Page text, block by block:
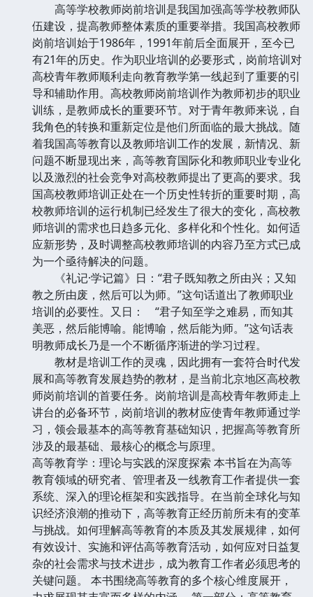
高等学校教师岗前培训是我国加强高等学校教师队
伍建设，提高教师整体素质的重要举措。我国高校教师
岗前培训始于1986年，1991年前后全面展开，至今已
有21年的历史。作为职业培训的必要形式，岗前培训对
高校青年教师顺利走向教育教学第一线起到了重要的引
导和辅助作用。高校教师岗前培训作为教师初步的职业
训练，是教师成长的重要环节。对于青年教师来说，自
我角色的转换和重新定位是他们所面临的最大挑战。随
着我国高等教育以及教师培训工作的发展，新情况、新
问题不断显现出来，高等教育国际化和教师职业专业化
以及激烈的社会竞争对高校教师提出了更高的要求。我
国高校教师培训正处在一个历史性转折的重要时期，高
校教师培训的运行机制已经发生了很大的变化，高校教
师培训的需求也日趋多元化、多样化和个性化。如何适
应新形势，及时调整高校教师培训的内容乃至方式已成
为一个亟待解决的问题。
《礼记·学记篇》日：“君子既知教之所由兴；又知
教之所由废，然后可以为师。”这句话道出了教师职业
培训的必要性。又日： “君子知至学之难易，而知其
美恶，然后能博喻。能博喻，然后能为师。”这句话表
明教师成长乃是一个不断循序渐进的学习过程。
教材是培训工作的灵魂，因此拥有一套符合时代发
展和高等教育发展趋势的教材，是当前北京地区高校教
师岗前培训的首要任务。岗前培训是高校青年教师走上
讲台的必备环节，岗前培训的教材应使青年教师通过学
习，领会最基本的高等教育基础知识，把握高等教育所
涉及的最基础、最核心的概念与原理。
高等教育学：理论与实践的深度探索 本书旨在为高等
教育领域的研究者、管理者及一线教育工作者提供一套
系统、深入的理论框架和实践指导。在当前全球化与知
识经济浪潮的推动下，高等教育正经历前所未有的变革
与挑战。如何理解高等教育的本质及其发展规律，如何
有效设计、实施和评估高等教育活动，如何应对日益复
杂的社会需求与技术进步，成为教育工作者必须思考的
关键问题。 本书围绕高等教育的多个核心维度展开，